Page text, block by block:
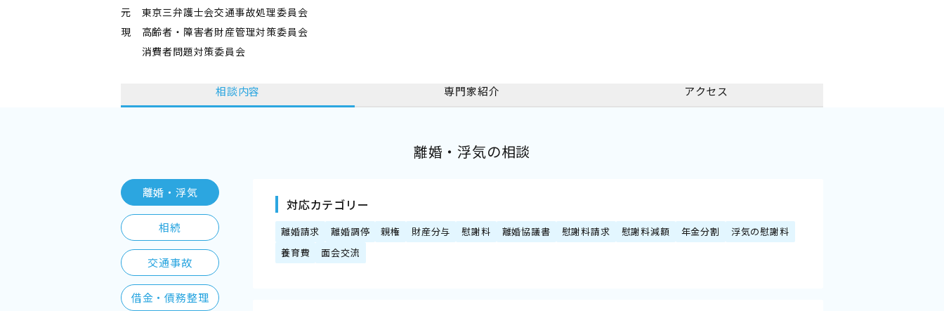
元 東京三弁護士会交通事故処理委員会
現 高齢者・障害者財産管理対策委員会
消費者問題対策委員会
相談内容 専門家紹介 アクセス
離婚・浮気の相談
離婚・浮気
相続
交通事故
借金・債務整理
対応カテゴリー
離婚請求 離婚調停 親権 財産分与 慰謝料 離婚協議書 慰謝料請求 慰謝料減額 年金分割
浮気の慰謝料
養育費
面会交流